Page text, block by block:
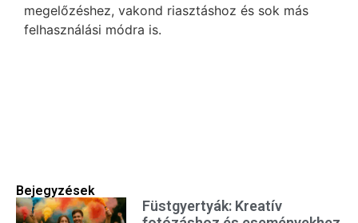
megelőzéshez, vakond riasztáshoz és sok más
felhasználási módra is.
Bejegyzések
Füstgyertyák: Kreatív